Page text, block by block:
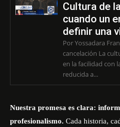
Cultura de
cuando un
definir una
Por Yossadara
cancelación La
en la facilidad con
reducida a...
Nuestra promesa es clara:
profesionalismo. Cada historia,